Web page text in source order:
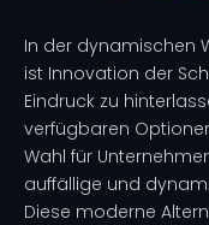
In der dynamischen
ist Innovation der
Eindruck zu
verfügbaren
Wahl für
auffällige und
Diese moderne